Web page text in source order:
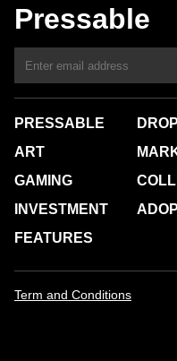
Pressable
PRESSABLE
ART
GAMING
INVESTMENT
FEATURES
Term and Conditions